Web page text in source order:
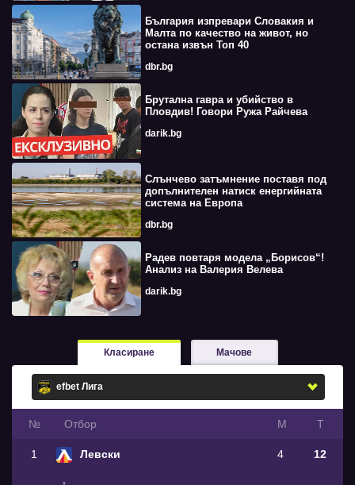
България изпревари Словакия и
Малта по качество на живот, но
остана извън Топ 40
dbr.bg
Брутална гавра и убийство в
Пловдив! Говори Ружа Райчева
darik.bg
Слънчево затъмнение поставя под
допълнителен натиск енергийната
система на Европа
dbr.bg
Радев повтаря модела „Борисов“!
Анализ на Валерия Велева
darik.bg
Класиране Мачове
№ Oтбор М Т
1 Левски 4 12